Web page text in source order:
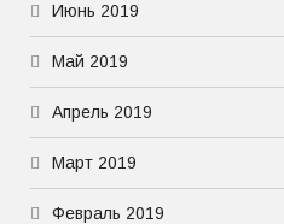
Июнь 2019
Май 2019
Апрель 2019
Март 2019
Февраль 2019